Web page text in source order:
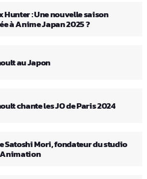
Hunter : Une nouvelle saison
à Anime Japan 2025 ?
au Japon
chante les JO de Paris 2024
Satoshi Mori, fondateur du studio